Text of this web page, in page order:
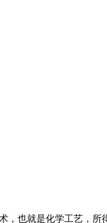
，也就是化学工艺，